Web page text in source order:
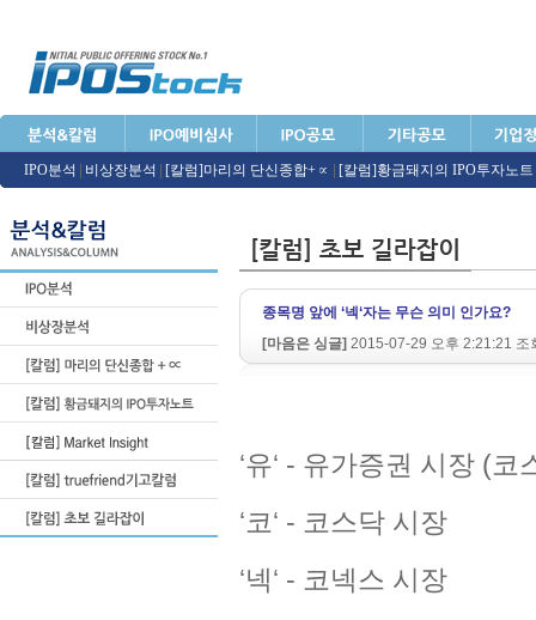
IPO분석 비상장분석 [칼럼]마리의 단신종합+∝ [칼럼]황금돼지의 IPO투자노트
종목명 앞에 ‘넥‘자는 무슨 의미 인가요?
[마음은 싱글] 2015-07-29 오후 2:21:21 조
‘유‘ - 유가증권 시장 (코
‘코‘ - 코스닥 시장
‘넥‘ - 코넥스 시장